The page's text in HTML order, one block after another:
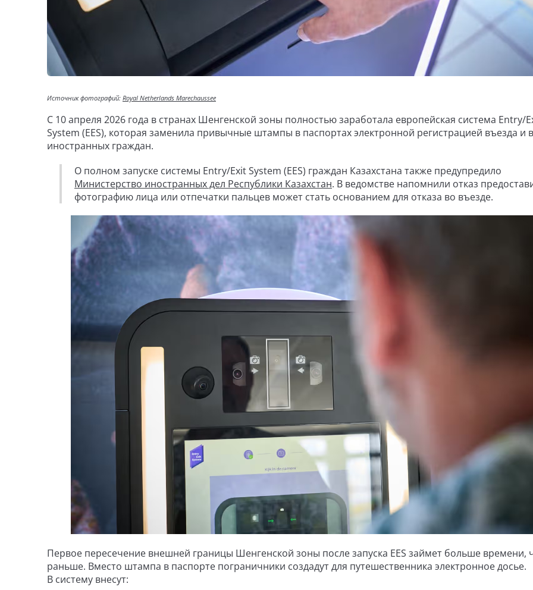
Источник фотографий: Royal Netherlands Marechaussee
С 10 апреля 2026 года в странах Шенгенской зоны полностью заработала европейская система Entry/
System (EES), которая заменила привычные штампы в паспортах электронной регистрацией въезда и
иностранных граждан.
О полном запуске системы Entry/Exit System (EES) граждан Казахстана также предупредило
Министерство иностранных дел Республики Казахстан. В ведомстве напомнили отказ
фотографию лица или отпечатки пальцев может стать основанием для отказа во въезде.
Первое пересечение внешней границы Шенгенской зоны после запуска EES займет больше времени,
раньше. Вместо штампа в паспорте пограничники создадут для путешественника электронное досье.
В систему внесут: